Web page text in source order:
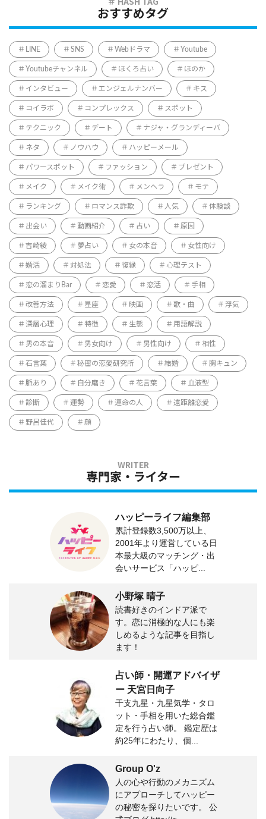
おすすめタグ
LINE SNS Webドラマ Youtube
Youtubeチャンネル ほくろ占い ほのか
インタビュー エンジェルナンバー キス
コイラボ コンプレックス スポット
テクニック デート ナジャ・グランディーバ
ネタ ノウハウ ハッピーメール
パワースポット ファッション プレゼント
メイク メイク術 メンヘラ モテ
ランキング ロマンス詐欺 人気 体験談
出会い 動画紹介 占い 原因
吉崎綾 夢占い 女の本音 女性向け
婚活 対処法 復縁 心理テスト
恋の溜まりBar 恋愛 恋活 手相
改善方法 星座 映画 歌・曲 浮気
深層心理 特徴 生態 用語解説
男の本音 男女向け 男性向け 相性
石言葉 秘密の恋愛研究所 結婚 胸キュン
脈あり 自分磨き 花言葉 血液型
診断 運勢 運命の人 遠距離恋愛
野呂佳代 顔
専門家・ライター
ハッピーライフ編集部
累計登録数3,500万以上、
2001年より運営している日
本最大級のマッチング・出
会いサービス「ハッピ...
小野塚 晴子
読書好きのインドア派で
す。恋に消極的な人にも楽
しめるような記事を目指し
ます！
占い師・開運アドバイザ
ー 天宮日向子
干支九星・九星気学・タロ
ット・手相を用いた総合鑑
定を行う占い師。 鑑定歴は
約25年にわたり、個...
Group O'z
人の心や行動のメカニズム
にアプローチしてハッピー
の秘密を探りたいです。 公